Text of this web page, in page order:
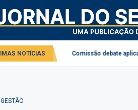
NOTÍCIAS
Comissão debate aplicação da Lei do